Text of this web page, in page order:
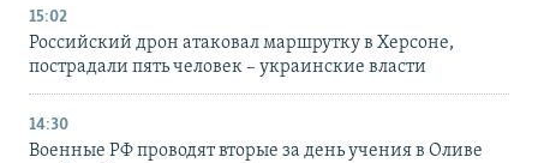
15:02
Российский дрон атаковал маршрутку в Херсоне,
пострадали пять человек – украинские власти
14:30
Военные РФ проводят вторые за день учения в Оливе